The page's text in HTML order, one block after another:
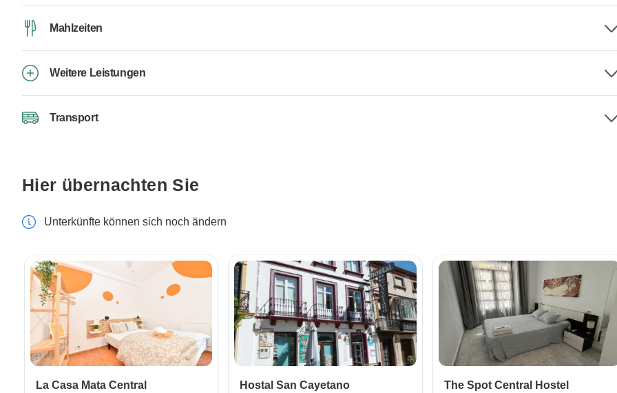
Mahlzeiten
Weitere Leistungen
Transport
Hier übernachten Sie
Unterkünfte können sich noch ändern
La Casa Mata Central Hostal San Cayetano The Spot Central Hostel